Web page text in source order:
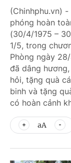
(Chinhphu.vn)
phóng hoàn
(30/4/1975 –
1/5, trong
Phòng ngày
đã dâng
hỏi, tặng quà
binh và tặng
có hoàn cảnh
aA